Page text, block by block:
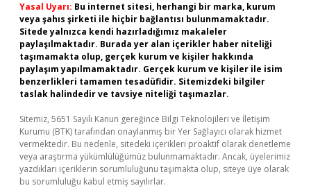
Yasal Uyarı: Bu internet sitesi, herhangi bir marka, kurum
veya şahıs şirketi ile hiçbir bağlantısı bulunmamaktadır.
Sitede yalnızca kendi hazırladığımız makaleler
paylaşılmaktadır. Burada yer alan içerikler haber niteliği
taşımamakta olup, gerçek kurum ve kişiler hakkında
paylaşım yapılmamaktadır. Gerçek kurum ve kişiler ile isim
benzerlikleri tamamen tesadüfidir. Sitemizdeki bilgiler
taslak halindedir ve tavsiye niteliği taşımazlar.
Sitemiz, 5651 Sayılı Kanun gereğince Bilgi Teknolojileri ve İletişim
Kurumu (BTK) tarafından onaylanmış bir Yer Sağlayıcı olarak hizmet
vermektedir. Bu nedenle, sitedeki içerikleri proaktif olarak denetleme
veya araştırma yükümlülüğümüz bulunmamaktadır. Ancak, üyelerimiz
yazdıkları içeriklerin sorumluluğunu taşımakta olup, siteye üye olarak
bu sorumluluğu kabul etmiş sayılırlar.